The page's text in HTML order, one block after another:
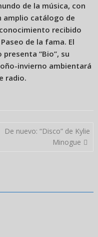
de la música, con
amplio catálogo de
recibido
de la fama. El
“Bio”, su
invierno ambientará
radio.
De nuevo: “Disco” de Kylie
Minogue